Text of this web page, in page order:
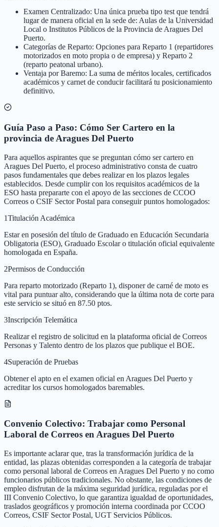
Examen Centralizado: Una única prueba tipo test que tendrá
lugar de manera oficial en la sede de: Aulas de la Universidad
Local o Institutos Públicos de la Provincia de Aragues Del
Puerto.
Categorías de Reparto: Opciones para Reparto 1 (repartidores
motorizados en moto propia o de empresa) y Reparto 2
(reparto peatonal urbano).
Ventaja por Baremo: La suma de méritos locales, certificados
académicos y carnet de conducir facilitará tu posicionamiento
definitivo.
Guía Paso a Paso: Cómo Ser Cartero en la
provincia de Aragues Del Puerto
Para aquellos aspirantes que se preguntan cómo ser cartero en
Aragues Del Puerto, el proceso administrativo consta de cuatro
pasos fundamentales que debes realizar en los plazos legales
establecidos. Desde cumplir con los requisitos académicos de la
ESO hasta prepararte con el apoyo de las secciones de CCOO
Correos o CSIF Sector Postal para conseguir puntos homologados:
1Titulación Académica
Estar en posesión del título de Graduado en Educación Secundaria
Obligatoria (ESO), Graduado Escolar o titulación oficial equivalente
homologada en España.
2Permisos de Conducción
Para reparto motorizado (Reparto 1), disponer de carné de moto es
vital para puntuar alto, considerando que la última nota de corte para
este servicio se situó en 87.50 ptos.
3Inscripción Telemática
Realizar el registro de solicitud en la plataforma oficial de Correos
Personas y Talento dentro de los plazos que publique el BOE.
4Superación de Pruebas
Obtener el apto en el examen oficial en Aragues Del Puerto y
acreditar los cursos homologados baremables.
Convenio Colectivo: Trabajar como Personal
Laboral de Correos en Aragues Del Puerto
Es importante aclarar que, tras la transformación jurídica de la
entidad, las plazas obtenidas corresponden a la categoría de trabajar
como personal laboral de Correos en Aragues Del Puerto y no como
funcionarios públicos tradicionales. No obstante, las condiciones de
empleo disfrutan de la máxima seguridad jurídica, reguladas por el
III Convenio Colectivo, lo que garantiza igualdad de oportunidades,
traslados geográficos y promoción interna coordinada por CCOO
Correos, CSIF Sector Postal, UGT Servicios Públicos.